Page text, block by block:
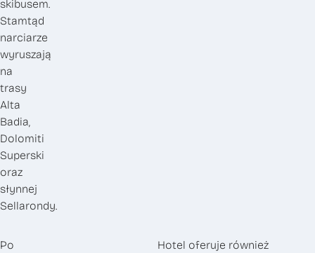
skibusem.
Stamtąd
narciarze
wyruszają
na
trasy
Alta
Badia,
Dolomiti
Superski
oraz
słynnej
Sellarondy.
Po
Hotel oferuje również